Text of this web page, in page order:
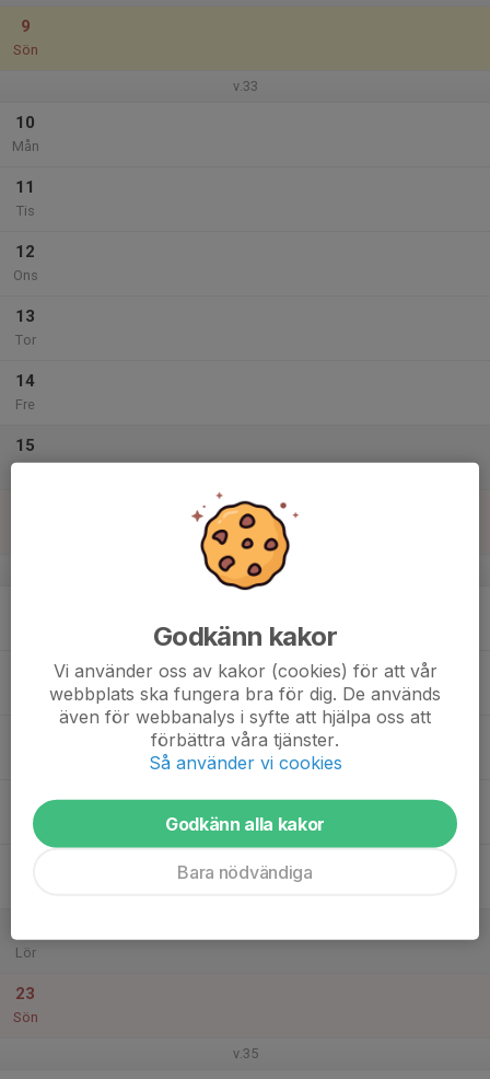
9
Sön
v.33
10
Mån
11
Tis
12
Ons
13
Tor
14
Fre
15
v.34
Tor
Lör
23
Sön
v.35
Godkänn kakor
Vi använder oss av kakor (cookies) för att vår
webbplats ska fungera bra för dig. De används
även för webbanalys i syfte att hjälpa oss att
förbättra våra tjänster.
Så använder vi cookies
Godkänn alla kakor
Bara nödvändiga